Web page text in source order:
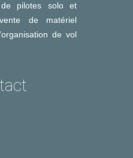
pilotes solo et
de matériel
de vol